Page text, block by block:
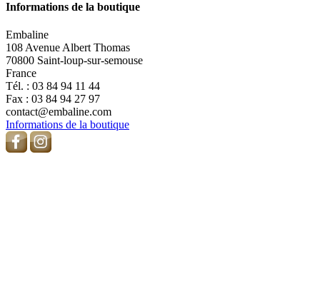
Informations de la boutique
Embaline
108 Avenue Albert Thomas
70800 Saint-loup-sur-semouse
France
Tél. : 03 84 94 11 44
Fax : 03 84 94 27 97
contact@embaline.com
Informations de la boutique